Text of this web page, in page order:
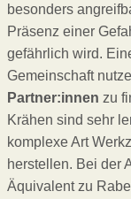
besonders
Präsenz einer
gefährlich wird.
Gemeinschaft
Partner:innen zu
Krähen sind sehr
komplexe Art
herstellen. Bei der
Äquivalent zu